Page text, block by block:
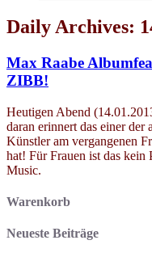
Daily Archives:
Max Raabe
ZIBB!
Heutigen Abend
daran erinnert das einer der
Künstler am vergangenen
hat! Für Frauen ist das
Music.
Warenkorb
Neueste Beiträge